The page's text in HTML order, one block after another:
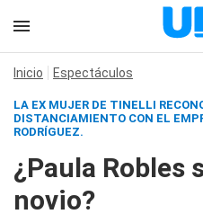
Inicio Espectáculos
LA EX MUJER DE TINELLI
DISTANCIAMIENTO CON EL
RODRÍGUEZ.
¿Paula Robles
novio?